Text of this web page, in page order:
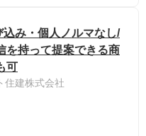
み・個人ノルマなし/
を持って提案できる商
可
住建株式会社